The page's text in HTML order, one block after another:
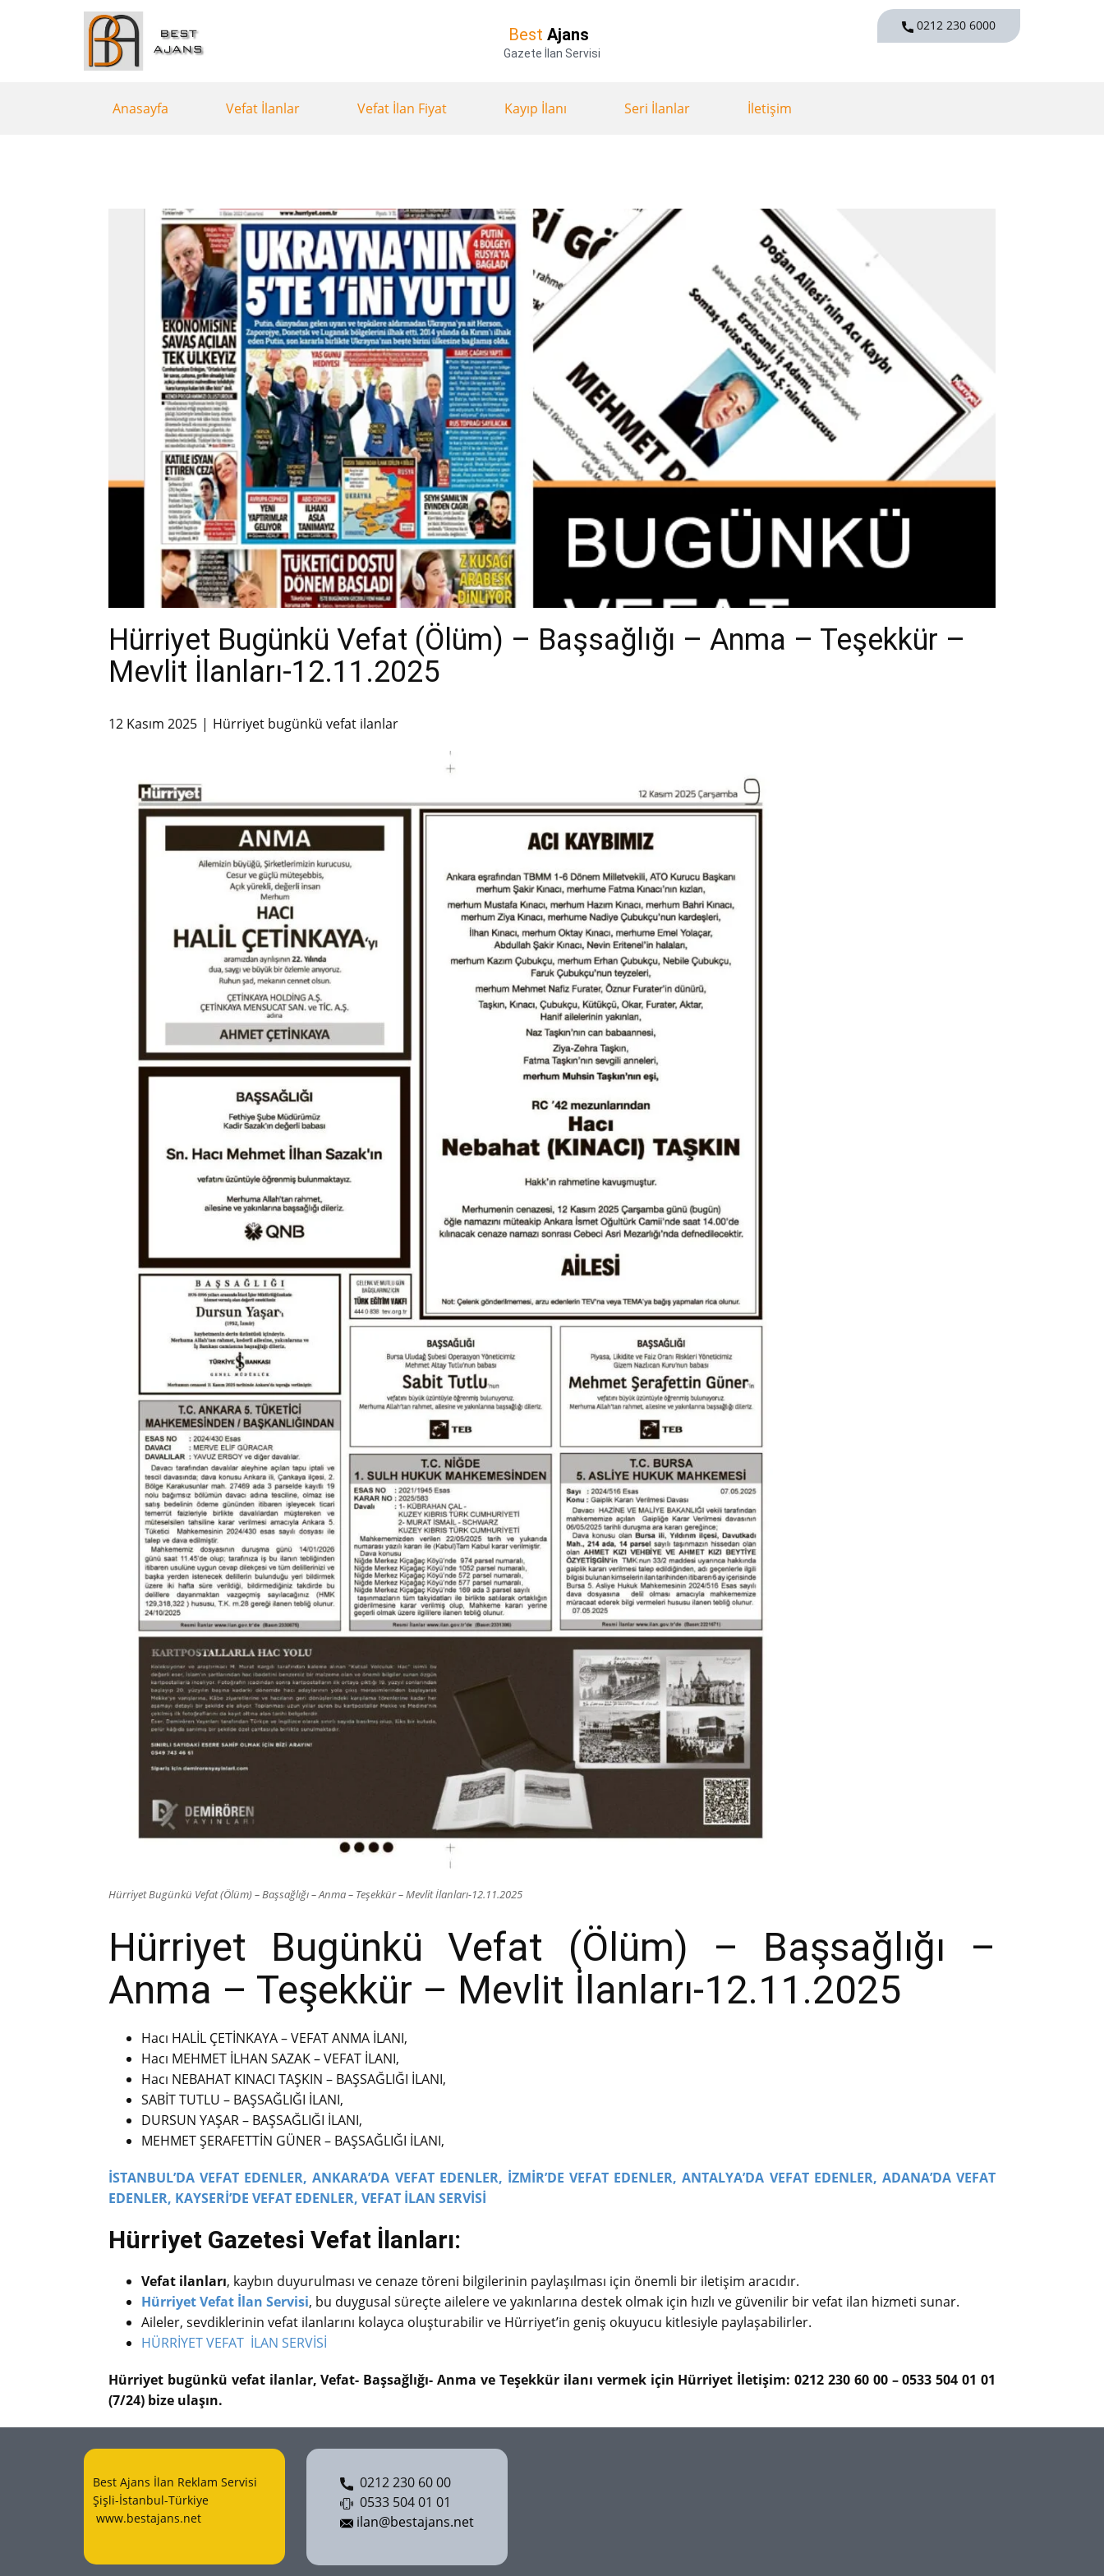
Best Ajans
Gazete İlan Servisi
0212 230 6000
Anasayfa Vefat İlanlar Vefat İlan Fiyat Kayıp İlanı Seri İlanlar İletişim
Hürriyet Bugünkü Vefat (Ölüm) – Başsağlığı – Anma – Teşekkür –
Mevlit İlanları-12.11.2025
12 Kasım 2025 Hürriyet bugünkü vefat ilanlar
Hürriyet Bugünkü Vefat (Ölüm) – Başsağlığı – Anma – Teşekkür – Mevlit İlanları-12.11.2025
Hürriyet Bugünkü Vefat (Ölüm) – Başsağlığı –
Anma – Teşekkür – Mevlit İlanları-12.11.2025
Hacı HALİL ÇETİNKAYA – VEFAT ANMA İLANI,
Hacı MEHMET İLHAN SAZAK – VEFAT İLANI,
Hacı NEBAHAT KINACI TAŞKIN – BAŞSAĞLIĞI İLANI,
SABİT TUTLU – BAŞSAĞLIĞI İLANI,
DURSUN YAŞAR – BAŞSAĞLIĞI İLANI,
MEHMET ŞERAFETTİN GÜNER – BAŞSAĞLIĞI İLANI,
İSTANBUL’DA VEFAT EDENLER, ANKARA’DA VEFAT EDENLER, İZMİR’DE VEFAT EDENLER, ANTALYA’DA VEFAT EDENLER, ADANA’DA VEFAT
EDENLER, KAYSERİ’DE VEFAT EDENLER, VEFAT İLAN SERVİSİ
Hürriyet Gazetesi Vefat İlanları:
Vefat ilanları, kaybın duyurulması ve cenaze töreni bilgilerinin paylaşılması için önemli bir iletişim aracıdır.
Hürriyet Vefat İlan Servisi, bu duygusal süreçte ailelere ve yakınlarına destek olmak için hızlı ve güvenilir bir vefat ilan hizmeti sunar.
Aileler, sevdiklerinin vefat ilanlarını kolayca oluşturabilir ve Hürriyet’in geniş okuyucu kitlesiyle paylaşabilirler.
HÜRRİYET VEFAT İLAN SERVİSİ
Hürriyet bugünkü vefat ilanlar, Vefat- Başsağlığı- Anma ve Teşekkür ilanı vermek için Hürriyet İletişim: 0212 230 60 00 – 0533 504 01 01
(7/24) bize ulaşın.
Best Ajans İlan Reklam Servisi
Şişli-İstanbul-Türkiye
www.bestajans.net
0212 230 60 00
0533 504 01 01
ilan@bestajans.net